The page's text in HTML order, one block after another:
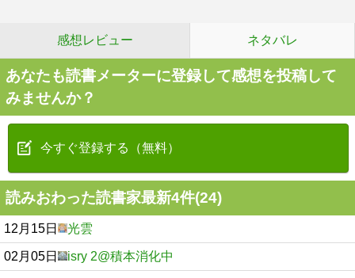
感想レビュー ネタバレ
あなたも読書メーターに登録して感想を投稿して
みませんか？
今すぐ登録する（無料）
読みおわった読書家最新4件(24)
12月15日 光雲
02月05日 isry 2@積本消化中